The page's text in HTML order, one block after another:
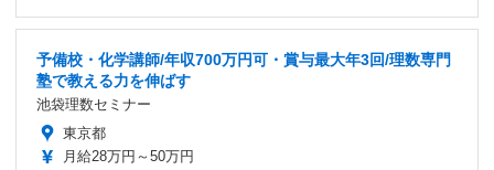
予備校・化学講師/年収700万円可・賞与最大年3回/理数専門
塾で教える力を伸ばす
池袋理数セミナー
東京都
月給28万円～50万円